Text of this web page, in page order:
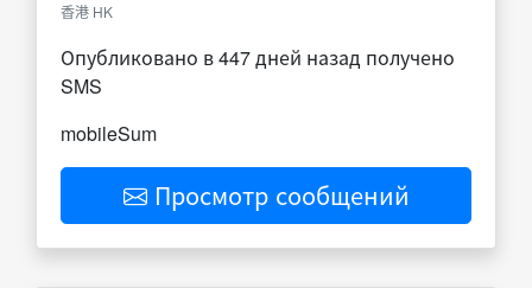
香港 HK
Опубликовано в 447 дней назад получено
SMS
mobileSum
Просмотр сообщений